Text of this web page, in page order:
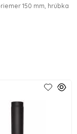
150 mm, hrúbka